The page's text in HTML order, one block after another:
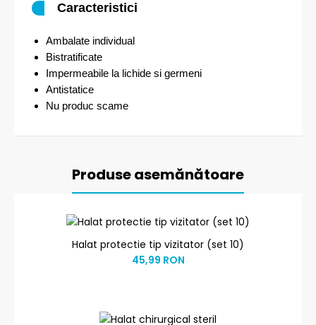
Caracteristici
Ambalate individual
Bistratificate
Impermeabile la lichide si germeni
Antistatice
Nu produc scame
Produse asemănătoare
Halat protectie tip vizitator (set 10)
45,99 RON